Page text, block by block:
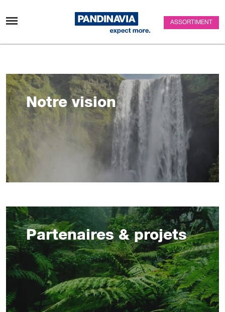
ASSORTIMENT
Notre vision
Partenaires & projets